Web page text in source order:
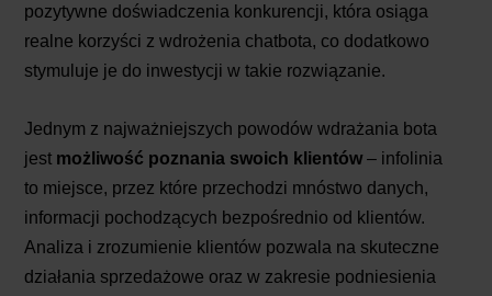
pozytywne doświadczenia konkurencji, która osiąga
realne korzyści z wdrożenia chatbota, co dodatkowo
stymuluje je do inwestycji w takie rozwiązanie.
Jednym z najważniejszych powodów wdrażania bota
jest możliwość poznania swoich klientów – infolinia
to miejsce, przez które przechodzi mnóstwo danych,
informacji pochodzących bezpośrednio od klientów.
Analiza i zrozumienie klientów pozwala na skuteczne
działania sprzedażowe oraz w zakresie podniesienia